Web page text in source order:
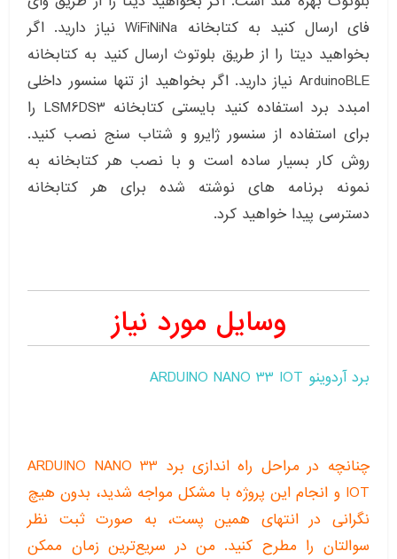
فای ارسال کنید به کتابخانه WiFiNiNa نیاز دارید. اگر
بخواهید دیتا را از طریق بلوتوث ارسال کنید به کتابخانه
ArduinoBLE نیاز دارید. اگر بخواهید از تنها سنسور داخلی
امبدد برد استفاده کنید بایستی کتابخانه LSM6DS3 را
برای استفاده از سنسور ژایرو و شتاب سنج نصب کنید.
روش کار بسیار ساده است و با نصب هر کتابخانه به
نمونه برنامه های نوشته شده برای هر کتابخانه
دسترسی پیدا خواهید کرد.
وسایل مورد نیاز
برد آردوینو ARDUINO NANO 33 IOT
چنانچه در مراحل راه اندازی برد ARDUINO NANO 33
IOT و انجام این پروژه با مشکل مواجه شدید، بدون هیچ
نگرانی در انتهای همین پست، به صورت ثبت نظر
سوالتان را مطرح کنید. من در سریع‌ترین زمان ممکن